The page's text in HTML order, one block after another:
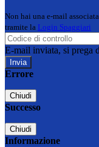
Non hai una e-mail
tramite la Login Spaggiari
E-mail inviata, si prega
Errore
Chiudi
Successo
Chiudi
Informazione